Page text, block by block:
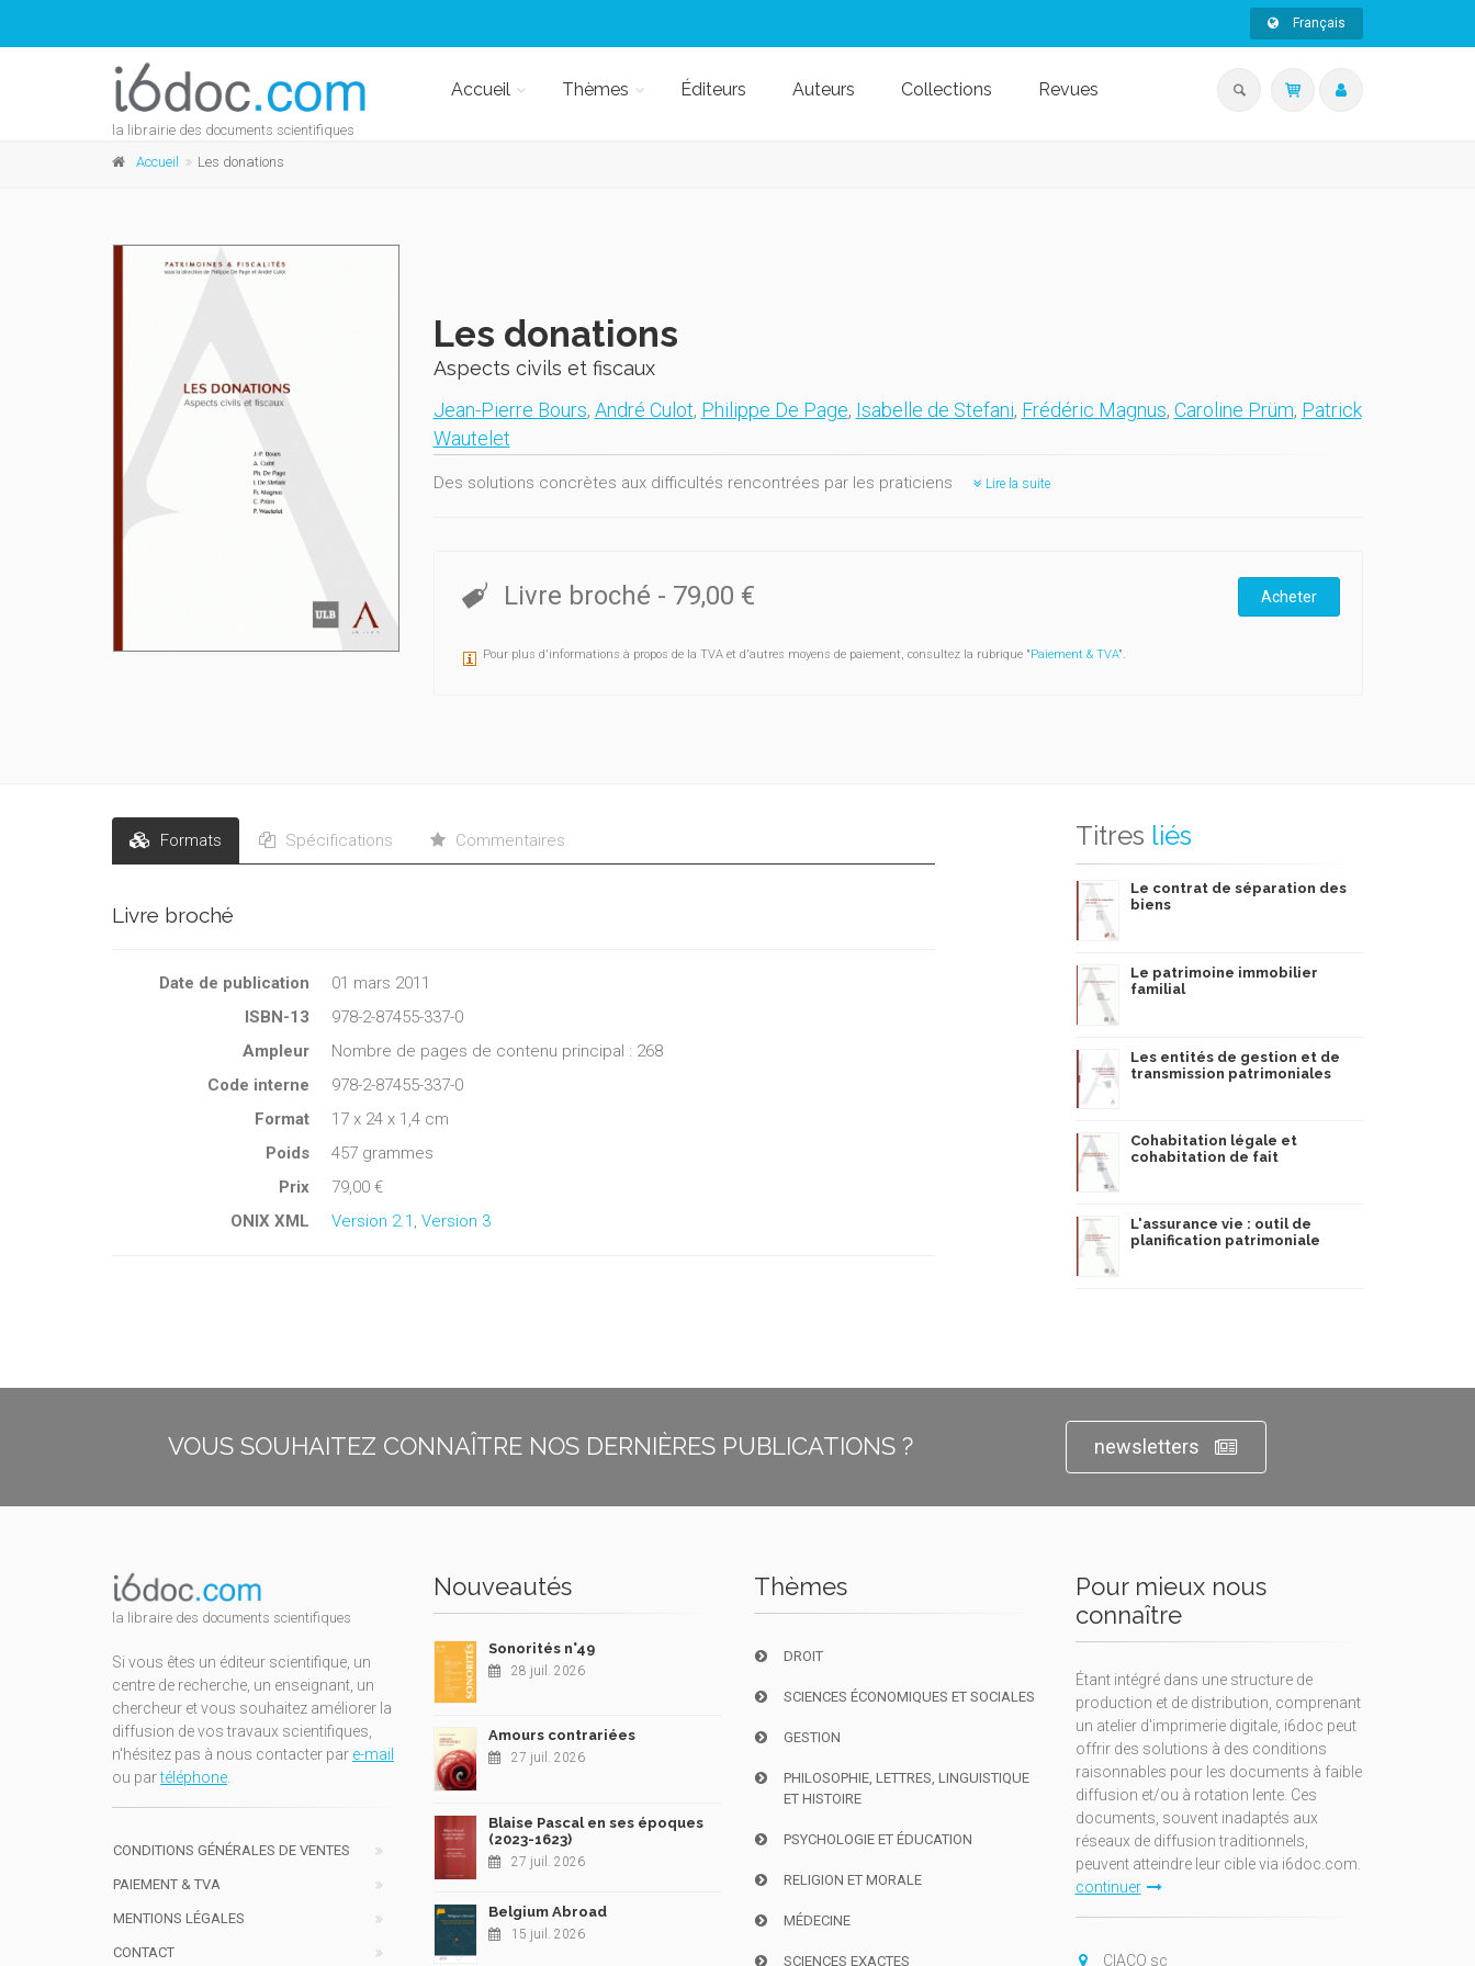
Français
la librairie des documents scientifiques
Accueil Thèmes Éditeurs Auteurs Collections Revues
Accueil Les donations
Les donations
Aspects civils et fiscaux
Jean-Pierre Bours, André Culot, Philippe De Page, Isabelle de Stefani, Frédéric Magnus, Caroline Prüm, Patrick
Wautelet
Des solutions concrètes aux difficultés rencontrées par les praticiens Lire la suite
Livre broché - 79,00 € Acheter
Pour plus d'informations à propos de la TVA et d'autres moyens de paiement, consultez la rubrique "Paiement & TVA".
Formats Spécifications Commentaires
Livre broché
Date de publication
01 mars 2011
ISBN-13
978-2-87455-337-0
Ampleur
Nombre de pages de contenu principal : 268
Code interne
978-2-87455-337-0
Format
17 x 24 x 1,4 cm
Poids
457 grammes
Prix
79,00 €
ONIX XML
Version 2.1 , Version 3
Titres liés
Le contrat de séparation des
biens
Le patrimoine immobilier
familial
Les entités de gestion et de
transmission patrimoniales
Cohabitation légale et
cohabitation de fait
L'assurance vie : outil de
planification patrimoniale
VOUS SOUHAITEZ CONNAÎTRE NOS DERNIÈRES PUBLICATIONS ? newsletters
la libraire des documents scientifiques
Si vous êtes un éditeur scientifique, un
centre de recherche, un enseignant, un
chercheur et vous souhaitez améliorer la
diffusion de vos travaux scientifiques,
n'hésitez pas à nous contacter par e-mail
ou partéléphone.
CONDITIONS GÉNÉRALES DE VENTES
PAIEMENT & TVA
MENTIONS LÉGALES
CONTACT
Nouveautés
Sonorités n°49
28 juil. 2026
Amours contrariées
27 juil. 2026
Blaise Pascal en ses époques
(2023-1623)
27 juil. 2026
Belgium Abroad
15 juil. 2026
Thèmes
DROIT
SCIENCES ÉCONOMIQUES ET SOCIALES
GESTION
PHILOSOPHIE, LETTRES, LINGUISTIQUE
ET HISTOIRE
PSYCHOLOGIE ET ÉDUCATION
RELIGION ET MORALE
MÉDECINE
SCIENCES EXACTES
Pour mieux nous
connaître
Étant intégré dans une structure de
production et de distribution, comprenant
un atelier d'imprimerie digitale, i6doc peut
offrir des solutions à des conditions
raisonnables pour les documents à faible
diffusion et/ou à rotation lente. Ces
documents, souvent inadaptés aux
réseaux de diffusion traditionnels,
peuvent atteindre leur cible via i6doc.com.
continuer
CIACO sc